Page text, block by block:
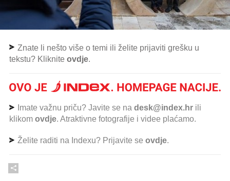
Znate li nešto više o temi ili želite prijaviti grešku u
tekstu? Kliknite ovdje.
Imate važnu priču? Javite se na desk@index.hr ili
klikom ovdje. Atraktivne fotografije i videe plaćamo.
Želite raditi na Indexu? Prijavite se ovdje.